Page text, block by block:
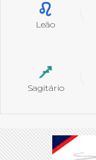
Leão
Sagitário